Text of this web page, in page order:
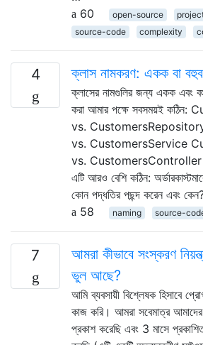
60
open-source
source-code
complexity
4 ক্লাস নামকরণ: একক বা
ক্লাসের নামগুলির জন্য একক এবং
করা আমার পক্ষে সবসময়ই
vs.
vs. CustomersService
vs. CustomersController
এটি আরও বেশি কঠিন:
কোন পদ্ধতির পছন্দ করেন এবং
58
naming source-
7
আমরা কীভাবে সংস্করণ
ভুল আছে?
আমি ব্যবসায়ী বিশ্লেষক হিসাবে
কাজ করি। আমরা সবেমাত্র
প্রকাশ করেছি এবং 3 মাসে